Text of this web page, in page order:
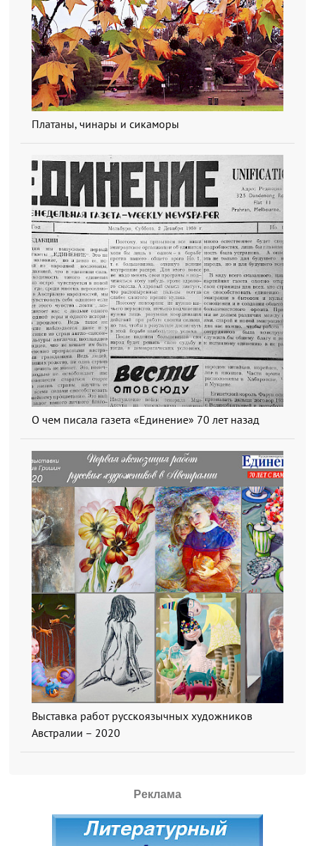
Платаны, чинары и сикаморы
О чем писала газета «Единение» 70 лет назад
Выставка работ русскоязычных художников
Австралии – 2020
Реклама